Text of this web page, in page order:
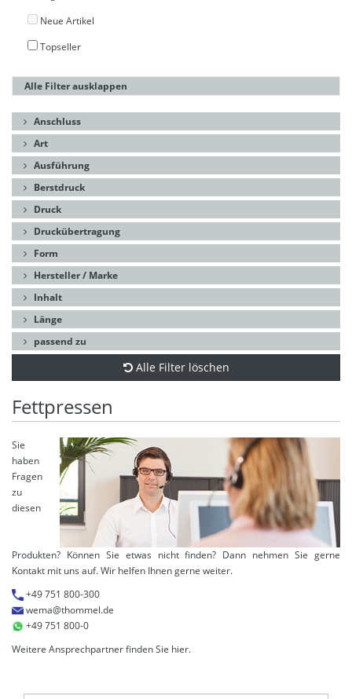
Neue Artikel
Topseller
Alle Filter ausklappen
Anschluss
Art
Ausführung
Berstdruck
Druck
Druckübertragung
Form
Hersteller / Marke
Inhalt
Länge
passend zu
Alle Filter löschen
Fettpressen
Sie
haben
Fragen
zu
diesen
Produkten? Können Sie etwas nicht finden? Dann nehmen Sie gerne
Kontakt mit uns auf. Wir helfen Ihnen gerne weiter.
+49 751 800-300
wema@thommel.de
+49 751 800-0
Weitere Ansprechpartner finden Sie hier.